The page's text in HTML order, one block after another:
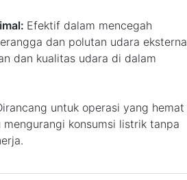
Efektif dalam mencegah
dan polutan udara
dan kualitas udara di dalam
untuk operasi yang hemat
konsumsi listrik tanpa